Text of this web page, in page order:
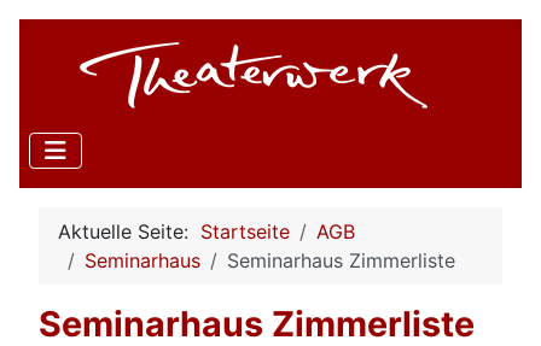
Aktuelle Seite: Startseite
AGB
Seminarhaus
Seminarhaus Zimmerliste
Seminarhaus Zimmerliste